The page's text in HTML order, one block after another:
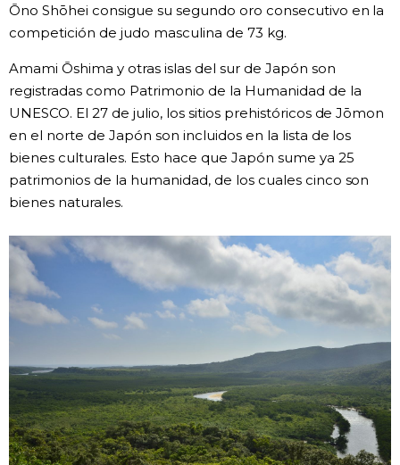
Ōno Shōhei consigue su segundo oro consecutivo en la
competición de judo masculina de 73 kg.
Amami Ōshima y otras islas del sur de Japón son
registradas como Patrimonio de la Humanidad de la
UNESCO. El 27 de julio, los sitios prehistóricos de Jōmon
en el norte de Japón son incluidos en la lista de los
bienes culturales. Esto hace que Japón sume ya 25
patrimonios de la humanidad, de los cuales cinco son
bienes naturales.